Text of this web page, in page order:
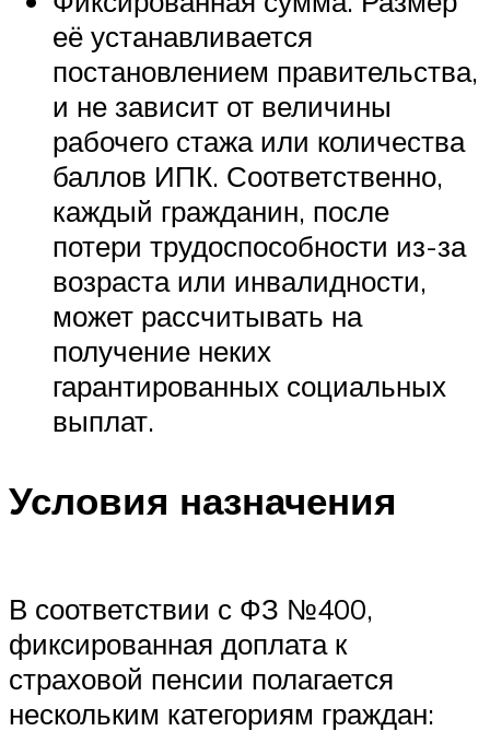
её устанавливается
постановлением правительства,
и не зависит от величины
рабочего стажа или количества
баллов ИПК. Соответственно,
каждый гражданин, после
потери трудоспособности из-за
возраста или инвалидности,
может рассчитывать на
получение неких
гарантированных социальных
выплат.
Условия назначения
В соответствии с ФЗ №400,
фиксированная доплата к
страховой пенсии полагается
нескольким категориям граждан: